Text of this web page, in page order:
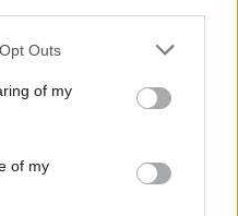
Outs
of my
of my
Islandské úřady nařídily
vyhoštění 21 aktivistů
pobřežní stráž s policií zabavily
plavidlo. Pasažéři lodi